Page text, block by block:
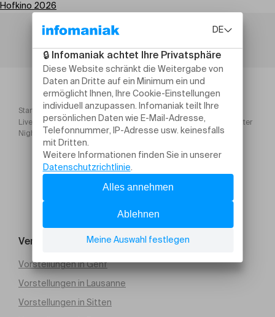
Hofkino 2026
Startseite
Hofkino 2026
Live Show mit Louis Palmer: Verrückt nach dieser Welt | Globetrotter
Night
Veranstaltung suchen
Vorstellungen in Genf
Vorstellungen in Lausanne
Vorstellungen in Sitten